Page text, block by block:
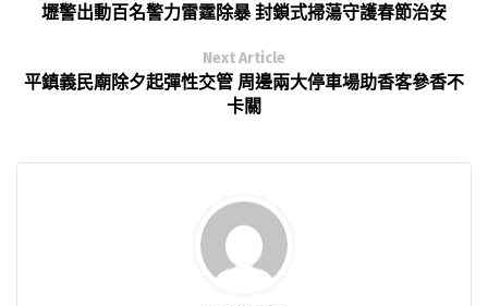
壢警出動百名警力雷霆除暴 封鎖式掃蕩守護春節治安
Next Article
平鎮義民廟除夕起彈性交管 周邊兩大停車場助香客參香不
卡關